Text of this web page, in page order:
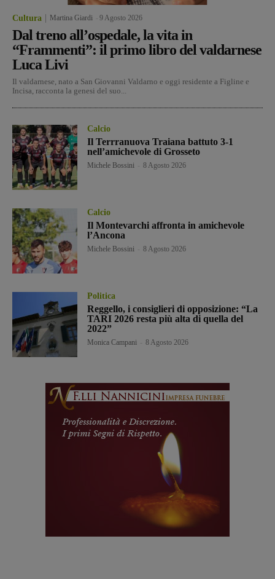
Cultura Martina Giardi 9 Agosto 2026
Dal treno all’ospedale, la vita in
“Frammenti”: il primo libro del valdarnese
Luca Livi
Il valdarnese, nato a San Giovanni Valdarno e oggi residente a Figline e
Incisa, racconta la genesi del suo...
Calcio
Il Terrranuova Traiana battuto 3-1
nell’amichevole di Grosseto
Michele Bossini 8 Agosto 2026
Calcio
Il Montevarchi affronta in amichevole
l’Ancona
Michele Bossini 8 Agosto 2026
Politica
Reggello, i consiglieri di opposizione: “La
TARI 2026 resta più alta di quella del
2022”
Monica Campani 8 Agosto 2026